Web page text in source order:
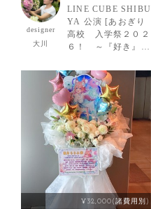
designer
大川
LINE CUBE SHIBU
YA 公演 [あおぎり
高校 入学祭２０２
６！ ～『好き』な
い！～] 我部りえる
様 ご出演スタンド
花
¥32,000(諸費用別)